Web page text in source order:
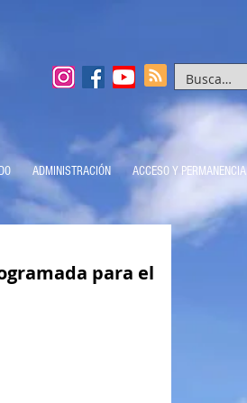
ADMINISTRACIÓN ACCESO Y PERMANENCIA
para el